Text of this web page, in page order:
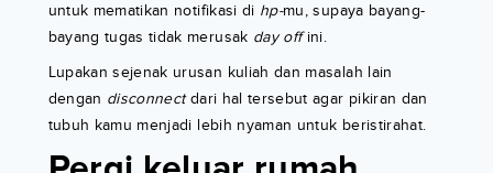
untuk mematikan notifikasi di hp-mu, supaya bayang-
bayang tugas tidak merusak day offini.
Lupakan sejenak urusan kuliah dan masalah lain
dengan disconnectdari hal tersebut agar pikiran dan
tubuh kamu menjadi lebih nyaman untuk beristirahat.